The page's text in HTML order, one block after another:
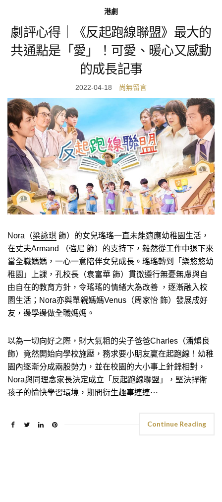
港劇
劇評心得｜《反起跑線聯盟》最大的
共通點是「愛」！可愛、暖心又感動
的成長記事
2022-04-18 尚無留言
Nora（梁詠琪 飾）的女兒瑤瑤一直未能適應幼稚園生活，
在丈夫Armand （強尼 飾）的支持下，毅然從工作中退下來
當全職媽媽，一心一意陪伴女兒成長。瑤瑤轉到「樂悠悠幼
稚園」上課，孔校長（袁富華 飾）貫徹遵行無憂無慮與自
由自在的教育方針，令瑤瑤的情緒大為改善 ，逐漸融入校
園生活；Nora亦與單親媽媽Venus（周家怡 飾）發展成好
友，邊學邊做全職媽媽。
以為一切向好之際，財大氣粗的尖子爸爸Charles（潘燦良
飾）竟然開始向學校施壓，務求要小朋友贏在起跑線！幼稚
園內逐漸分成兩股勢力，並在校園的大小事上針鋒相對，
Nora與同理念家長決定成立「反起跑線聯盟」，堅決捍衛
孩子的愉快學習環境，期間衍生趣事連連⋯
Continue Reading